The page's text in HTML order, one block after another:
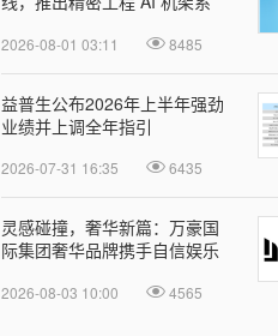
2026-08-01 03:11 8485
益普生公布2026年上半年强劲
业绩并上调全年指引
2026-07-31 16:35 6435
灵感碰撞，奢华新篇：万豪国
际集团奢华品牌携手自信娱乐
2026-08-03 10:00 4565